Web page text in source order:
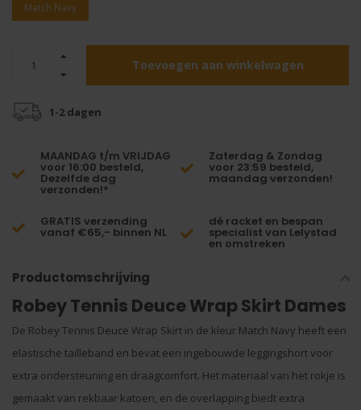
Match Navy
Toevoegen aan winkelwagen
1-2 dagen
MAANDAG t/m VRIJDAG
voor 16:00 besteld,
Dezelfde dag
verzonden!*
Zaterdag & Zondag
voor 23:59 besteld,
maandag verzonden!
GRATIS verzending
vanaf €65,- binnen NL
dé racket en bespan
specialist van Lelystad
en omstreken
Productomschrijving
Robey Tennis Deuce Wrap Skirt Dames
De Robey Tennis Deuce Wrap Skirt in de kleur Match Navy heeft een
elastische tailleband en bevat een ingebouwde leggingshort voor
extra ondersteuning en draagcomfort. Het materiaal van het rokje is
gemaakt van rekbaar katoen, en de overlapping biedt extra